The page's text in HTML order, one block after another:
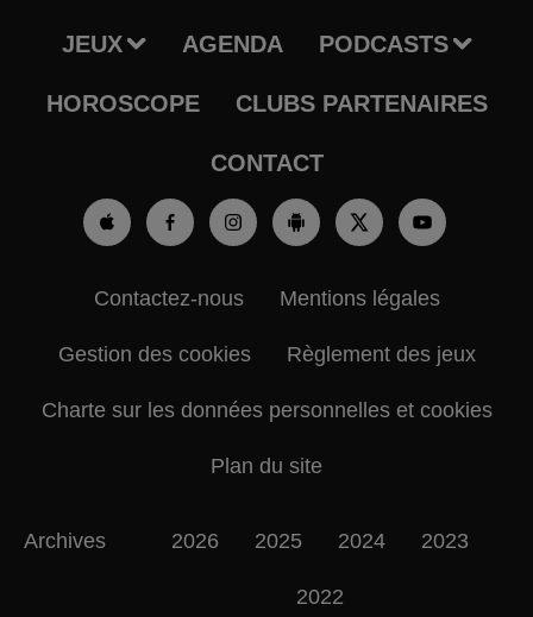
JEUX AGENDA PODCASTS
HOROSCOPE CLUBS PARTENAIRES
CONTACT
Contactez-nous Mentions légales
Gestion des cookies Règlement des jeux
Charte sur les données personnelles et cookies
Plan du site
Archives 2026 2025 2024 2023
2022